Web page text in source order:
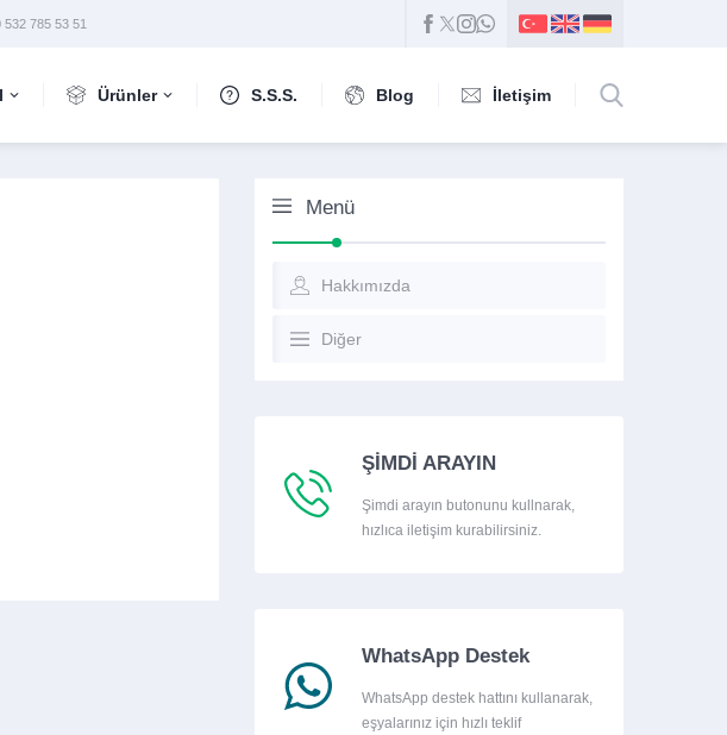
532 785 53 51
Ürünler S.S.S. Blog İletişim
Menü
Hakkımızda
Diğer
ŞİMDİ ARAYIN
Şimdi arayın butonunu kullnarak,
hızlıca iletişim kurabilirsiniz.
WhatsApp Destek
WhatsApp destek hattını kullanarak,
eşyalarınız için hızlı teklif